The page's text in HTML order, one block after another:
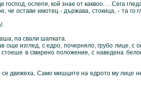
ослепя, кой знае от каквоо. . . Сега
че остави имотец - държава, стокица, - та го
па свали шапката.
изглед, с едро, почерняло, грубо лице, с
в смирено положение, с наведена
се движеха. Само мишците на едрото му лице